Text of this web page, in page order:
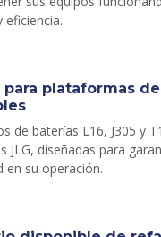
eficiencia.
para plataformas
de baterías L16, J305 y
JLG, diseñadas para
en su operación.